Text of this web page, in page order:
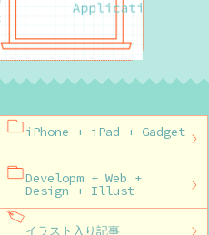
iPhone + iPad + Gadget
Developm + Web +
Design + Illust
イラスト入り記事